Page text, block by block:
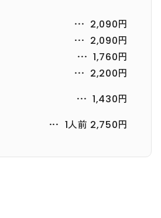
2,090円
2,090円
1,760円
2,200円
1,430円
1人前 2,750円